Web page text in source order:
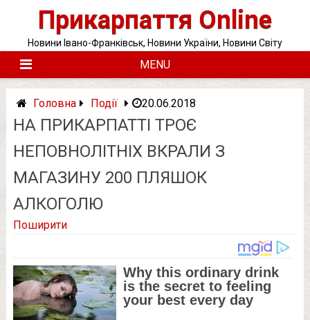
Прикарпаття Online
Новини Івано-Франківськ, Новини України, Новини Світу
MENU
Головна Події 20.06.2018
НА ПРИКАРПАТТІ ТРОЄ
НЕПОВНОЛІТНІХ ВКРАЛИ З
МАГАЗИНУ 200 ПЛЯШОК
АЛКОГОЛЮ
Поширити